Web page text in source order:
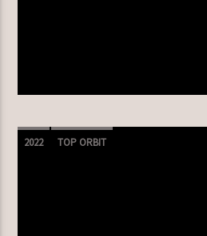
2022 TOP ORBIT